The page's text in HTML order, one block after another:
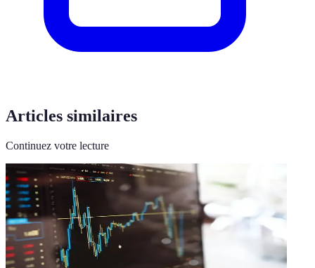
Articles similaires
Continuez votre lecture